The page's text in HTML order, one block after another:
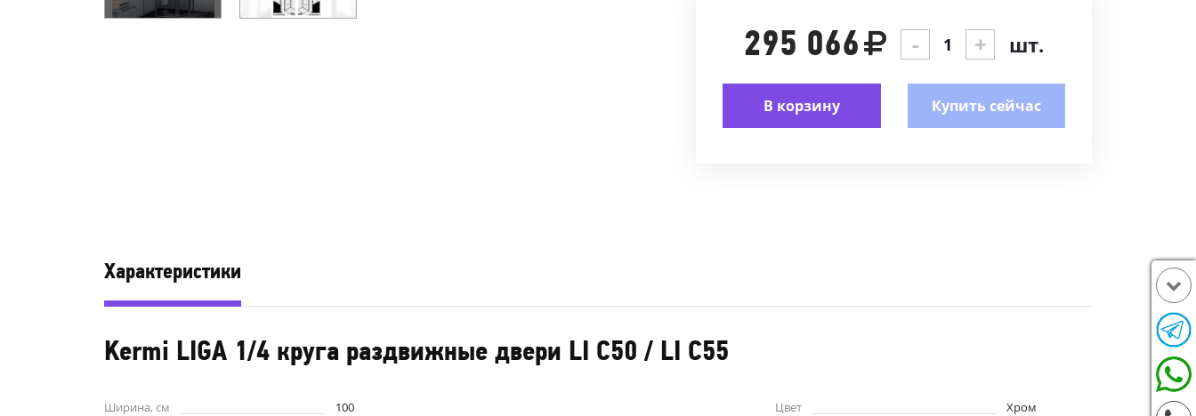
295 066 - + шт.
В корзину Купить сейчас
Характеристики
Kermi LIGA 1/4 круга раздвижные двери LI C50 / LI C55
Ширина, см
100
Цвет
Хром